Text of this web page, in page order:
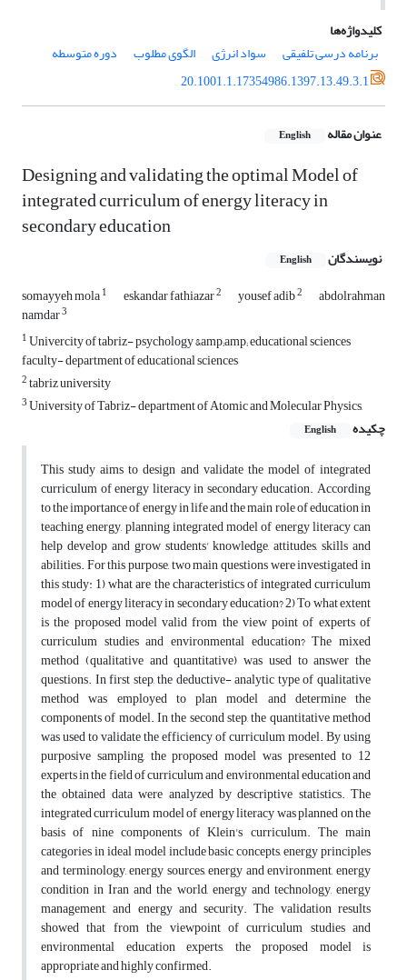
کلیدواژه‌ها
برنامه درسی تلفیقی
سواد انرژی الگوی مطلوب
دوره متوسطه
20.1001.1.17354986.1397.13.49.3.1
عنوان مقاله English
Designing and validating the optimal Model of
integrated curriculum of energy literacy in
secondary education
نویسندگان English
somayyeh mola1 eskandar fathiazar2 yousef adib2 abdolrahman
namdar3
1Univercity of tabriz- psychology &amp;amp; educational sciences
faculty- department of educational sciences
2tabriz university
3University of Tabriz- department of Atomic and Molecular Physics,
چکیده
English
This study aims to design and validate the model of integrated
curriculum of energy literacy in secondary education. According
to the importance of energy in life and the main role of education in
teaching energy, planning integrated model of energy literacy can
help develop and grow students' knowledge, attitudes, skills and
abilities. For this purpose, two main questions were investigated in
this study: 1) what are the characteristics of integrated curriculum
model of energy literacy in secondary education? 2) To what extent
is the proposed model valid from the view point of experts of
curriculum studies and environmental education? The mixed
method (qualitative and quantitative) was used to answer the
questions. In first step, the deductive- analytic type of qualitative
method was employed to plan model and determine the
components of model. In the second step, the quantitative method
was used to validate the efficiency of curriculum model. By using
purposive sampling, the proposed model was presented to 12
experts in the field of curriculum and environmental education and
the obtained data were analyzed by descriptive statistics. The
integrated curriculum model of energy literacy was planned on the
basis of nine components of Klein's curriculum. The main
categories in ideal model include basic concepts, energy principles
and terminology, energy sources, energy and environment, energy
condition in Iran and the world, energy and technology, energy
management, and energy and security. The validation results
showed that from the viewpoint of curriculum studies and
environmental education experts, the proposed model is
appropriate and highly confirmed.